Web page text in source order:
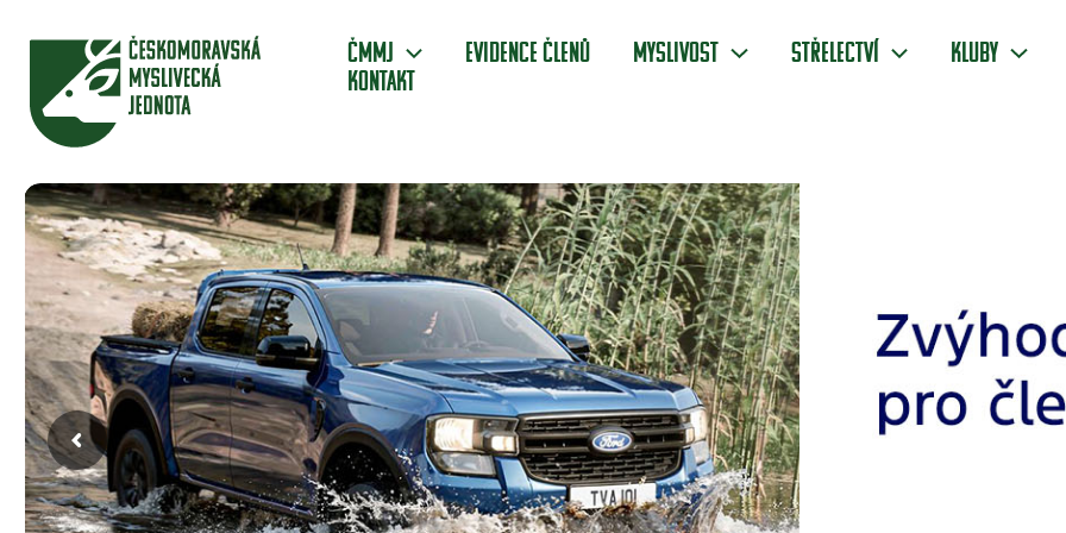
ČMMJ Evidence členů Myslivost Střelectví Kluby
Kontakt